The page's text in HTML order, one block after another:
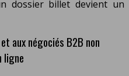
dossier billet devient un
aux négociés B2B non
ligne